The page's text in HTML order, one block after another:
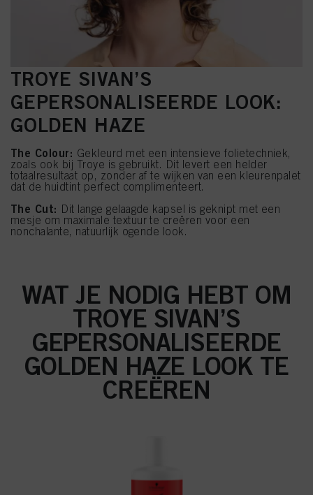
TROYE SIVAN’S
GEPERSONALISEERDE LOOK:
GOLDEN HAZE
The Colour: Gekleurd met een intensieve folietechniek,
zoals ook bij Troye is gebruikt. Dit levert een helder
totaalresultaat op, zonder af te wijken van een kleurenpalet
dat de huidtint perfect complimenteert.
The Cut: Dit lange gelaagde kapsel is geknipt met een
mesje om maximale textuur te creëren voor een
nonchalante, natuurlijk ogende look.
WAT JE NODIG HEBT OM
TROYE SIVAN’S
GEPERSONALISEERDE
GOLDEN HAZE LOOK TE
CREËREN